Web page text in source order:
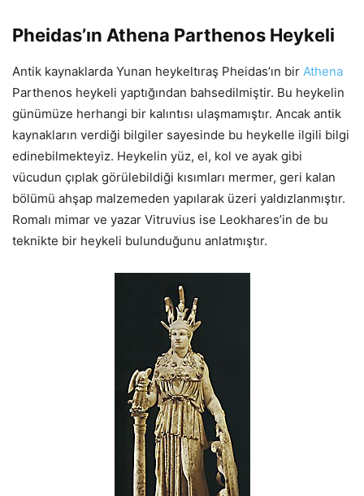
Pheidas’ın Athena Parthenos Heykeli
Antik kaynaklarda Yunan heykeltıraş Pheidas’ın bir Athena
Parthenos heykeli yaptığından bahsedilmiştir. Bu heykelin
günümüze herhangi bir kalıntısı ulaşmamıştır. Ancak antik
kaynakların verdiği bilgiler sayesinde bu heykelle ilgili bilgi
edinebilmekteyiz. Heykelin yüz, el, kol ve ayak gibi
vücudun çıplak görülebildiği kısımları mermer, geri kalan
bölümü ahşap malzemeden yapılarak üzeri yaldızlanmıştır.
Romalı mimar ve yazar Vitruvius ise Leokhares’in de bu
teknikte bir heykeli bulunduğunu anlatmıştır.